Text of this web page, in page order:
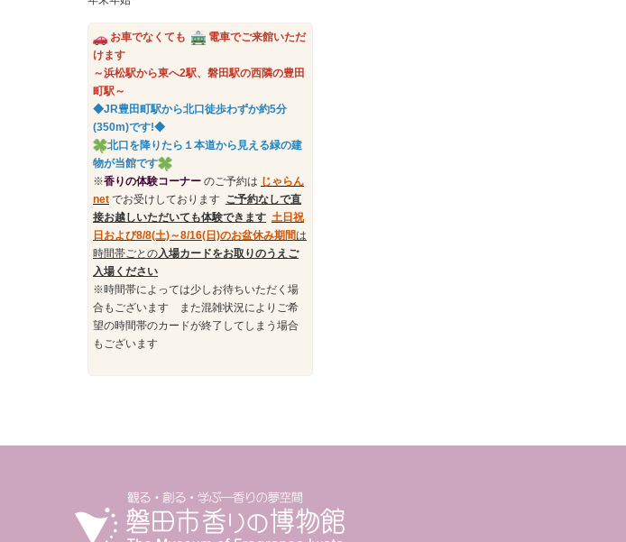
お車でなくても
電車でご来館いただ
けます
～浜松駅から東へ2駅、磐田駅の西隣の豊田
町駅～
◆JR豊田町駅から北口徒歩わずか約5分
(350m)です!◆
北口を降りたら１本道から見える緑の建
物が当館です
※香りの体験コーナー のご予約は じゃらん
net でお受けしております ご予約なしで直
接お越しいただいても体験できます 土日祝
日および8/8(土)～8/16(日)のお盆休み期間は
時間帯ごとの入場カードをお取りのうえご
入場ください
※時間帯によっては少しお待ちいただく場
合もございます また混雑状況によりご希
望の時間帯のカードが終了してしまう場合
もございます